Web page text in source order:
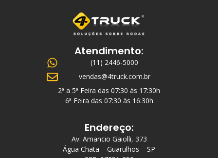
Atendimento:
(11) 2446-5000
vendas@4truck.com.br
2ª a 5ª Feira das 07:30 às 17:30h
6ª Feira das 07:30 às 16:30h
Endereço:
Av. Amancio Gaiolli, 373
Água Chata – Guarulhos – SP